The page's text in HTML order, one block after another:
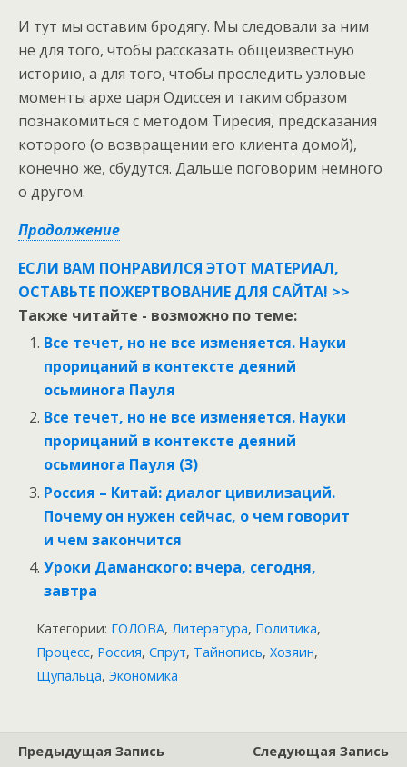
И тут мы оставим бродягу. Мы следовали за ним
не для того, чтобы рассказать общеизвестную
историю, а для того, чтобы проследить узловые
моменты архе царя Одиссея и таким образом
познакомиться с методом Тиресия, предсказания
которого (о возвращении его клиента домой),
конечно же, сбудутся. Дальше поговорим немного
о другом.
Продолжение
ЕСЛИ ВАМ ПОНРАВИЛСЯ ЭТОТ МАТЕРИАЛ,
ОСТАВЬТЕ ПОЖЕРТВОВАНИЕ ДЛЯ САЙТА! >>
Также читайте - возможно по теме:
Все течет, но не все изменяется. Науки
прорицаний в контексте деяний
осьминога Пауля
Все течет, но не все изменяется. Науки
прорицаний в контексте деяний
осьминога Пауля (3)
Россия – Китай: диалог цивилизаций.
Почему он нужен сейчас, о чем говорит
и чем закончится
Уроки Даманского: вчера, сегодня,
завтра
Категории: ГОЛОВА, Литература, Политика,
Процесс, Россия, Спрут, Тайнопись, Хозяин,
Щупальца, Экономика
Предыдущая Запись
Следующая Запись